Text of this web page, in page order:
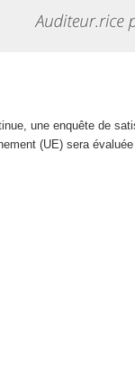
une enquête de
(UE) sera